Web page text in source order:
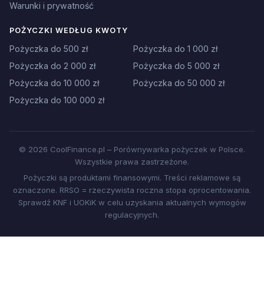
Warunki i prywatność
POŻYCZKI WEDŁUG KWOTY
Pożyczka do 500 zł
Pożyczka do 1 000 zł
Pożyczka do 2 000 zł
Pożyczka do 5 000 zł
Pożyczka do 10 000 zł
Pożyczka do 50 000 zł
Pożyczka do 100 000 zł
© 2026 CoolFinance.pl – Porównywarka pożyczek w Polsce.
Wszystkie prawa zastrzeżone.
Pożyczki są produktami finansowymi. Treści reklamowe są
oznaczone. RRSO = rzeczywista roczna stopa oprocentowania.
Sprawdź KNF i UOKiK w celu uzyskania aktualnych wymogów
regulacyjnych.